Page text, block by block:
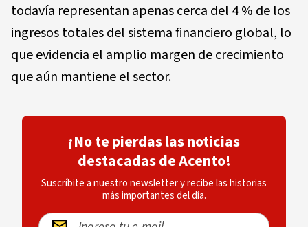
todavía representan apenas cerca del 4 % de los
ingresos totales del sistema financiero global, lo
que evidencia el amplio margen de crecimiento
que aún mantiene el sector.
¡No te pierdas las noticias
destacadas de Acento!
Suscríbite a nuestro newsletter y recibe las historias
más importantes del día.